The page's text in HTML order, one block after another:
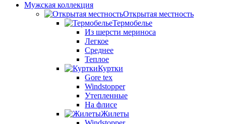
Мужская коллекция
Открытая местность
Термобелье
Из шерсти мериноса
Легкое
Среднее
Теплое
Куртки
Gore tex
Windstopper
Утепленные
На флисе
Жилеты